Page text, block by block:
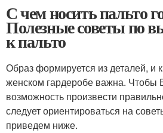
С чем носить пальто
Полезные советы по
к пальто
Образ формируется из деталей, и
женском гардеробе важна. Чтобы
возможность произвести
следует ориентироваться на
приведем ниже.